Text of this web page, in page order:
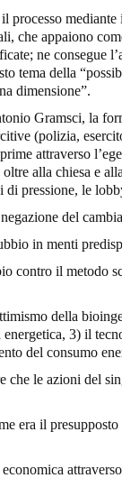
che appaiono
ne consegue
tema della
dimensione”.
Gramsci, la
(polizia,
attraverso
alla chiesa e
pressione, le
del
in menti
contro il metodo
della
3) il
del consumo
che le azioni del
era il